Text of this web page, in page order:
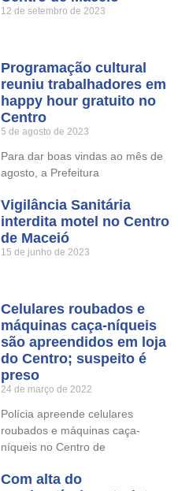
12 de setembro de 2023
Programação cultural
reuniu trabalhadores em
happy hour gratuito no
Centro
5 de agosto de 2023
Para dar boas vindas ao mês de
agosto, a Prefeitura
Vigilância Sanitária
interdita motel no Centro
de Maceió
15 de junho de 2023
Celulares roubados e
máquinas caça-níqueis
são apreendidos em loja
do Centro; suspeito é
preso
24 de março de 2022
Polícia apreende celulares
roubados e máquinas caça-
níqueis no Centro de
Com alta do